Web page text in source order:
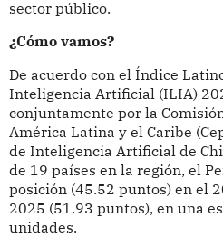
sector público.
¿Cómo vamos?
De acuerdo con el Índice
Inteligencia Artificial (ILIA)
conjuntamente por la
América Latina y el Caribe
de Inteligencia Artificial de
de 19 países en la región, el
posición (45.52 puntos) en el
2025 (51.93 puntos), en una
unidades.